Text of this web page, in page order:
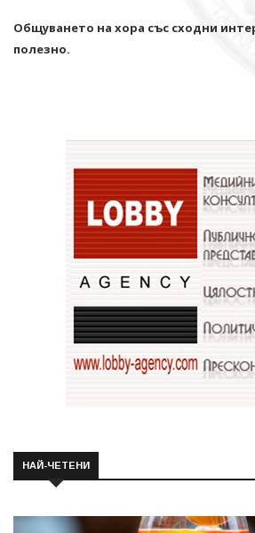
Общуването на хора със сходни
полезно.
НАЙ-ЧЕТЕНИ